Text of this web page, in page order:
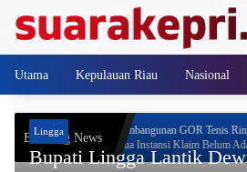
Utama Kepulauan Riau Nasional
Breaking News
Pembangunan GOR Tenis
Dua Instansi Klaim Belum Ada
Lingga
Bupati Lingga Lantik